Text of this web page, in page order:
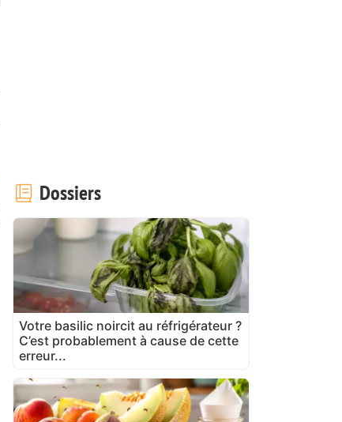
Dossiers
Votre basilic noircit au réfrigérateur ?
C’est probablement à cause de cette
erreur...